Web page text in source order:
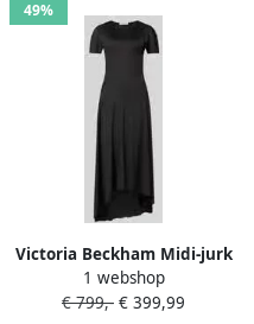
49%
Victoria Beckham Midi-jurk
met verlengde achterkant
1 webshop
€ 799,- € 399,99